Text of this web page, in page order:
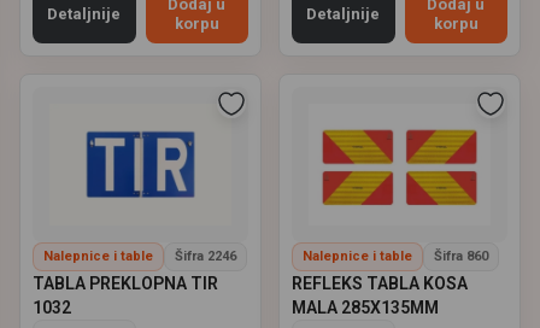
Detaljnije
Dodaj u
korpu
Detaljnije
Dodaj u
korpu
Nalepnice i table Šifra 2246
TABLA PREKLOPNA TIR
1032
Nalepnice i table Šifra 860
REFLEKS TABLA KOSA
MALA 285X135MM